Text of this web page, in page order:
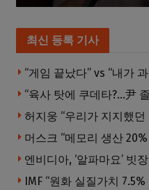
최신 등록 기사
“육사 탓에 쿠데타?…尹
허지웅 “우리가 지지했
IMF “원화 실질가치